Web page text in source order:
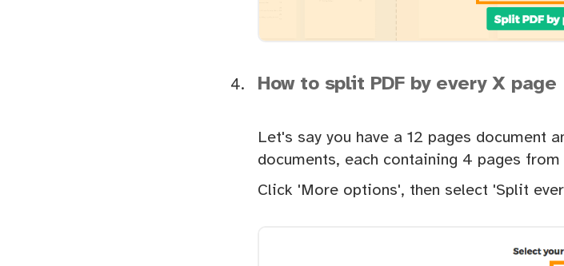
How to split PDF by every X page
Let's say you have a 12 pages document
documents, each containing 4 pages
Click 'More options', then select 'Split